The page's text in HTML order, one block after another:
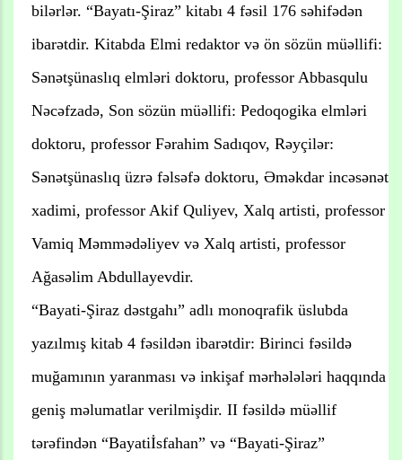
bilərlər. “Bayatı-Şiraz” kitabı 4 fəsil 176 səhifədən
ibarətdir. Kitabda Elmi redaktor və ön sözün müəllifi:
Sənətşünaslıq elmləri doktoru, professor Abbasqulu
Nəcəfzadə, Son sözün müəllifi: Pedoqogika elmləri
doktoru, professor Fərahim Sadıqov, Rəyçilər:
Sənətşünaslıq üzrə fəlsəfə doktoru, Əməkdar incəsənət
xadimi, professor Akif Quliyev, Xalq artisti, professor
Vamiq Məmmədəliyev və Xalq artisti, professor
Ağasəlim Abdullayevdir.
“Bayati-Şiraz dəstgahı” adlı monoqrafik üslubda
yazılmış kitab 4 fəsildən ibarətdir: Birinci fəsildə
muğamının yaranması və inkişaf mərhələləri haqqında
geniş məlumatlar verilmişdir. II fəsildə müəllif
tərəfindən “Bayatiİsfahan” və “Bayati-Şiraz”